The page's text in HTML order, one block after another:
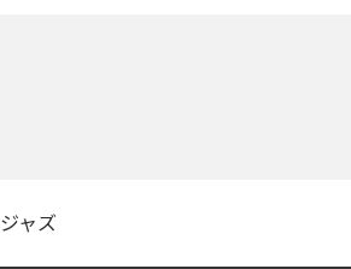
ジャズ